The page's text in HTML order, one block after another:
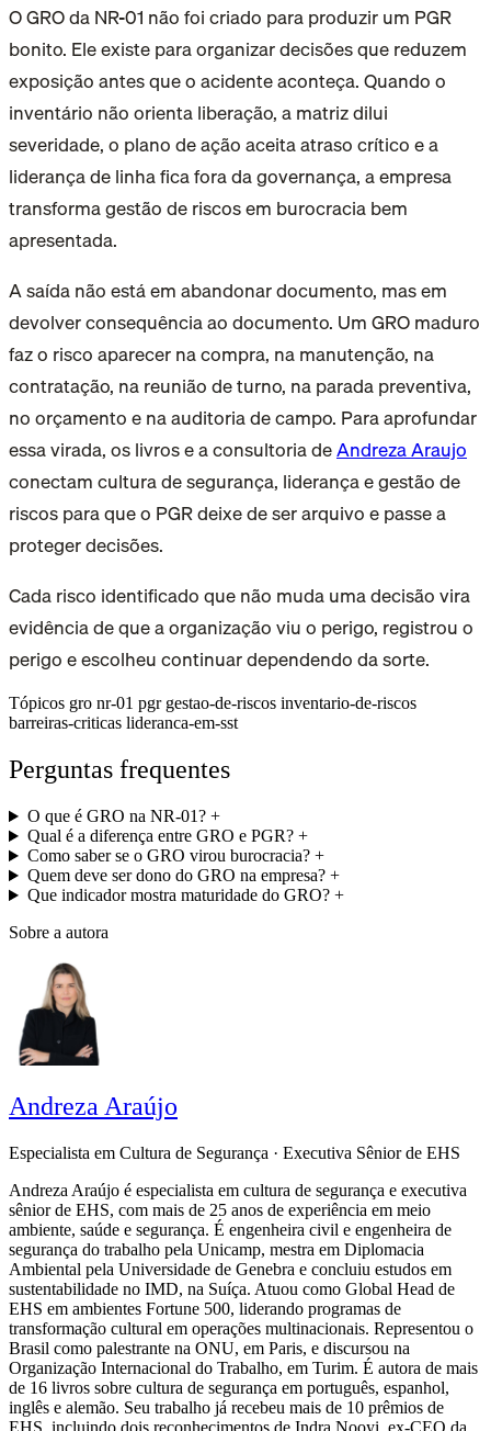
O GRO da NR-01 não foi criado para produzir um PGR
bonito. Ele existe para organizar decisões que reduzem
exposição antes que o acidente aconteça. Quando o
inventário não orienta liberação, a matriz dilui
severidade, o plano de ação aceita atraso crítico e a
liderança de linha fica fora da governança, a empresa
transforma gestão de riscos em burocracia bem
apresentada.
A saída não está em abandonar documento, mas em
devolver consequência ao documento. Um GRO maduro
faz o risco aparecer na compra, na manutenção, na
contratação, na reunião de turno, na parada preventiva,
no orçamento e na auditoria de campo. Para aprofundar
essa virada, os livros e a consultoria deAndreza Araujo
conectam cultura de segurança, liderança e gestão de
riscos para que o PGR deixe de ser arquivo e passe a
proteger decisões.
Cada risco identificado que não muda uma decisão vira
evidência de que a organização viu o perigo, registrou o
perigo e escolheu continuar dependendo da sorte.
Tópicos gro nr-01 pgr gestao-de-riscos inventario-de-riscos
barreiras-criticas lideranca-em-sst
Perguntas frequentes
O que é GRO na NR-01?+
Qual é a diferença entre GRO e PGR?+
Como saber se o GRO virou burocracia?+
Quem deve ser dono do GRO na empresa?+
Que indicador mostra maturidade do GRO?+
Sobre a autora
Andreza Araújo
Especialista em Cultura de Segurança · Executiva Sênior de EHS
Andreza Araújo é especialista em cultura de segurança e executiva
sênior de EHS, com mais de 25 anos de experiência em meio
ambiente, saúde e segurança. É engenheira civil e engenheira de
segurança do trabalho pela Unicamp, mestra em Diplomacia
Ambiental pela Universidade de Genebra e concluiu estudos em
sustentabilidade no IMD, na Suíça. Atuou como Global Head de
EHS em ambientes Fortune 500, liderando programas de
transformação cultural em operações multinacionais. Representou o
Brasil como palestrante na ONU, em Paris, e discursou na
Organização Internacional do Trabalho, em Turim. É autora de mais
de 16 livros sobre cultura de segurança em português, espanhol,
inglês e alemão. Seu trabalho já recebeu mais de 10 prêmios de
EHS, incluindo dois reconhecimentos de Indra Nooyi, ex-CEO da